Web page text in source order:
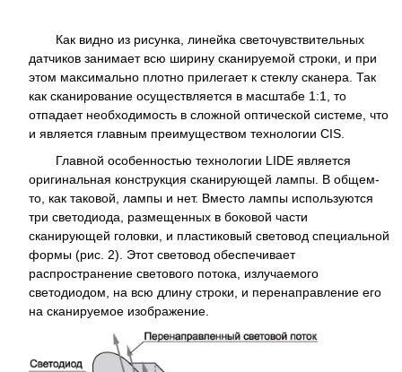
Как видно из рисунка, линейка светочувствительных
датчиков занимает всю ширину сканируемой строки, и при
этом максимально плотно прилегает к стеклу сканера. Так
как сканирование осуществляется в масштабе 1:1, то
отпадает необходимость в сложной оптической системе, что
и является главным преимуществом технологии CIS.
Главной особенностью технологии LIDE является
оригинальная конструкция сканирующей лампы. В общем-
то, как таковой, лампы и нет. Вместо лампы используются
три светодиода, размещенных в боковой части
сканирующей головки, и пластиковый световод специальной
формы (рис. 2). Этот световод обеспечивает
распространение светового потока, излучаемого
светодиодом, на всю длину строки, и перенаправление его
на сканируемое изображение.